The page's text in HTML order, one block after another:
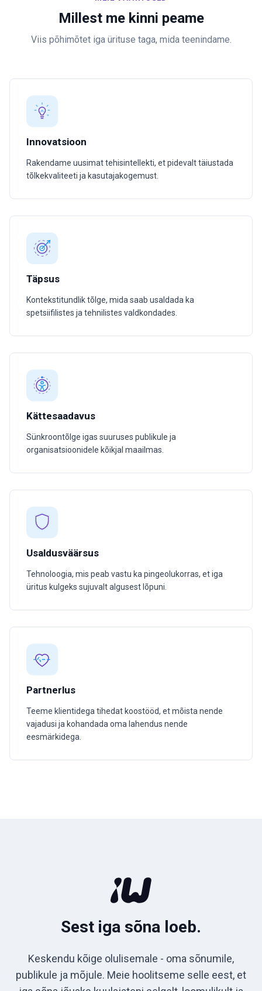
Millest me kinni peame
Viis põhimõtet iga ürituse taga, mida teenindame.
Innovatsioon
Rakendame uusimat tehisintellekti, et pidevalt täiustada
tõlkekvaliteeti ja kasutajakogemust.
Täpsus
Kontekstitundlik tõlge, mida saab usaldada ka
spetsiifilistes ja tehnilistes valdkondades.
Kättesaadavus
Sünkroontõlge igas suuruses publikule ja
organisatsioonidele kõikjal maailmas.
Usaldusväärsus
Tehnoloogia, mis peab vastu ka pingeolukorras, et iga
üritus kulgeks sujuvalt algusest lõpuni.
Partnerlus
Teeme klientidega tihedat koostööd, et mõista nende
vajadusi ja kohandada oma lahendus nende
eesmärkidega.
Sest iga sõna loeb.
Keskendu kõige olulisemale - oma sõnumile,
publikule ja mõjule. Meie hoolitseme selle eest, et